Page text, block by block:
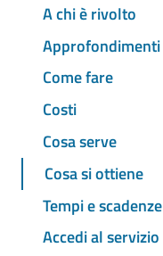
A chi è rivolto
Approfondimenti
Come fare
Costi
Cosa serve
Cosa si ottiene
Tempi e scadenze
Accedi al servizio